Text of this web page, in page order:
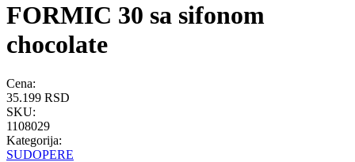
FORMIC 30 sa sifonom
chocolate
Cena:
35.199 RSD
SKU:
1108029
Kategorija:
SUDOPERE